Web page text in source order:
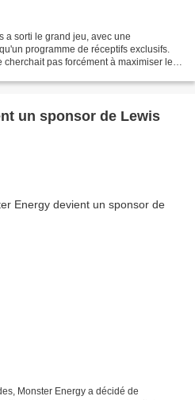
a sorti le grand jeu, avec une
programme de réceptifs exclusifs.
cherchait pas forcément à maximiser les
un sponsor de Lewis
Monster Energy a décidé de